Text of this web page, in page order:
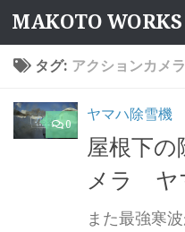
コンテンツへスキップ
MAKOTO WORKS
タグ: アクションカメラ
0
ヤマハ除雪機
屋根下の
メラ ヤ
また最強寒